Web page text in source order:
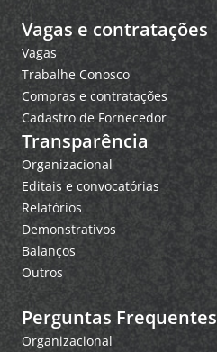
Vagas e contratações
Vagas
Trabalhe Conosco
Compras e contratações
Cadastro de Fornecedor
Transparência
Organizacional
Editais e convocatórias
Relatórios
Demonstrativos
Balanços
Outros
Perguntas Frequentes
Organizacional